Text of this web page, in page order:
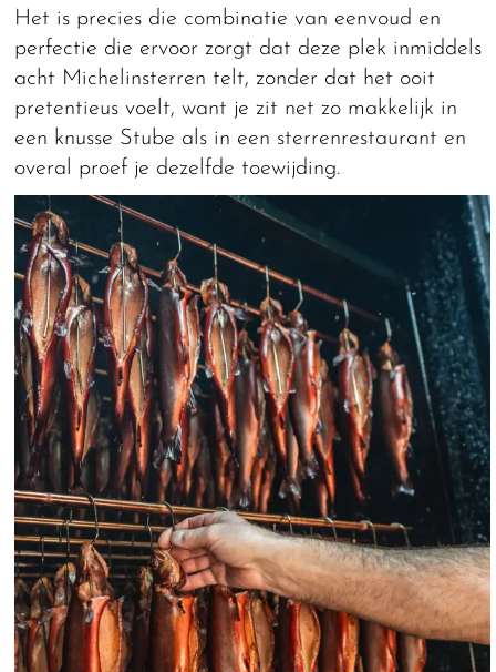
Het is precies die combinatie van eenvoud en
perfectie die ervoor zorgt dat deze plek inmiddels
acht Michelinsterren telt, zonder dat het ooit
pretentieus voelt, want je zit net zo makkelijk in
een knusse Stube als in een sterrenrestaurant en
overal proef je dezelfde toewijding.